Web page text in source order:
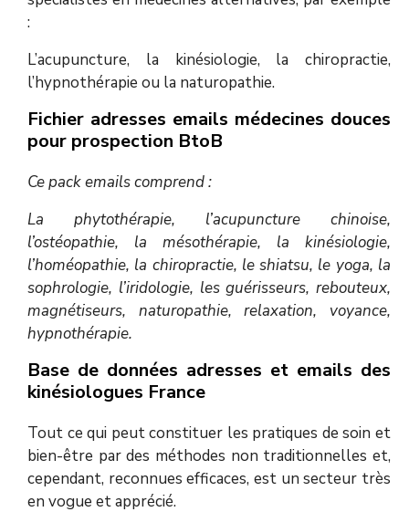
:
L’acupuncture, la kinésiologie, la chiropractie,
l’hypnothérapie ou la naturopathie.
Fichier adresses emails médecines douces
pour prospection BtoB
Ce pack emails comprend :
La phytothérapie, l’acupuncture chinoise,
l’ostéopathie, la mésothérapie, la kinésiologie,
l’homéopathie, la chiropractie, le shiatsu, le yoga, la
sophrologie, l’iridologie, les guérisseurs, rebouteux,
magnétiseurs, naturopathie, relaxation, voyance,
hypnothérapie.
Base de données adresses et emails des
kinésiologues France
Tout ce qui peut constituer les pratiques de soin et
bien-être par des méthodes non traditionnelles et,
cependant, reconnues efficaces, est un secteur très
en vogue et apprécié.